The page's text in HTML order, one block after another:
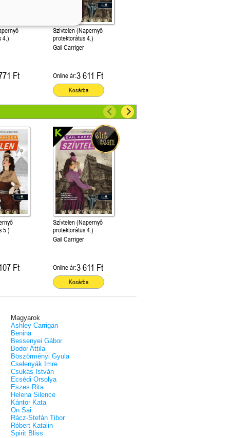
4.)
Ft
Szívtelen (Napernyő
protektorátus 4.)
Gail Carriger
Online ár:3 611 Ft
Kosárba
5.)
Ft
Szívtelen (Napernyő
protektorátus 4.)
Gail Carriger
Online ár:3 611 Ft
Kosárba
Magyarok
Ashley Carrigan
Benina
Bessenyei Gábor
Bodor Attila
Böszörményi Gyula
Cselenyák Imre
Csukás István
Ecsédi Orsolya
Eszes Rita
Helena Silence
Kántor Kata
On Sai
Rácz-Stefán Tibor
Róbert Katalin
Spirit Bliss